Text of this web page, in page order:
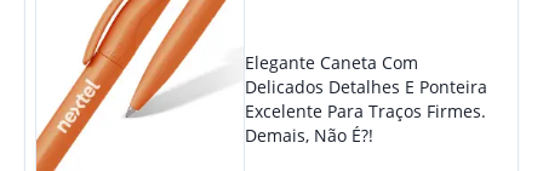
Elegante Caneta Com
Delicados Detalhes E Ponteira
Excelente Para Traços Firmes.
Demais, Não É?!